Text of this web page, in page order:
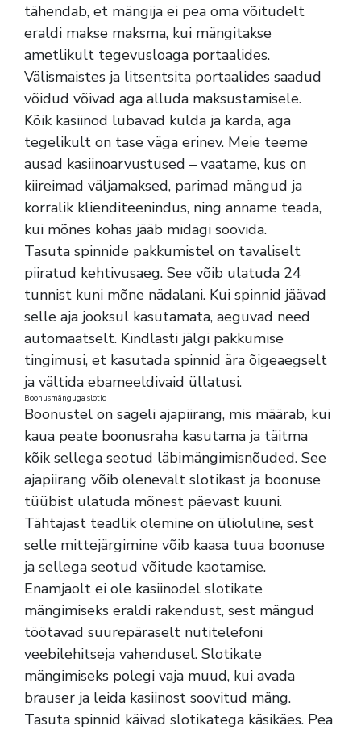
tähendab, et mängija ei pea oma võitudelt
eraldi makse maksma, kui mängitakse
ametlikult tegevusloaga portaalides.
Välismaistes ja litsentsita portaalides saadud
võidud võivad aga alluda maksustamisele.
Kõik kasiinod lubavad kulda ja karda, aga
tegelikult on tase väga erinev. Meie teeme
ausad kasiinoarvustused – vaatame, kus on
kiireimad väljamaksed, parimad mängud ja
korralik klienditeenindus, ning anname teada,
kui mõnes kohas jääb midagi soovida.
Tasuta spinnide pakkumistel on tavaliselt
piiratud kehtivusaeg. See võib ulatuda 24
tunnist kuni mõne nädalani. Kui spinnid jäävad
selle aja jooksul kasutamata, aeguvad need
automaatselt. Kindlasti jälgi pakkumise
tingimusi, et kasutada spinnid ära õigeaegselt
ja vältida ebameeldivaid üllatusi.
Boonusmänguga slotid
Boonustel on sageli ajapiirang, mis määrab, kui
kaua peate boonusraha kasutama ja täitma
kõik sellega seotud läbimängimisnõuded. See
ajapiirang võib olenevalt slotikast ja boonuse
tüübist ulatuda mõnest päevast kuuni.
Tähtajast teadlik olemine on ülioluline, sest
selle mittejärgimine võib kaasa tuua boonuse
ja sellega seotud võitude kaotamise.
Enamjaolt ei ole kasiinodel slotikate
mängimiseks eraldi rakendust, sest mängud
töötavad suurepäraselt nutitelefoni
veebilehitseja vahendusel. Slotikate
mängimiseks polegi vaja muud, kui avada
brauser ja leida kasiinost soovitud mäng.
Tasuta spinnid käivad slotikatega käsikäes. Pea